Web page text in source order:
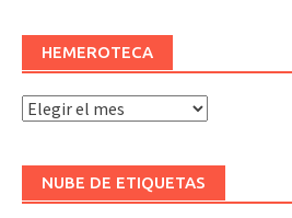
HEMEROTECA
Hemeroteca
NUBE DE ETIQUETAS